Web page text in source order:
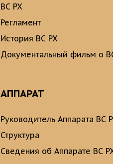
ВС РХ
Регламент
История ВС РХ
Документальный фильм о
АППАРАТ
Руководитель Аппарата ВС
Структура
Сведения об Аппарате ВС